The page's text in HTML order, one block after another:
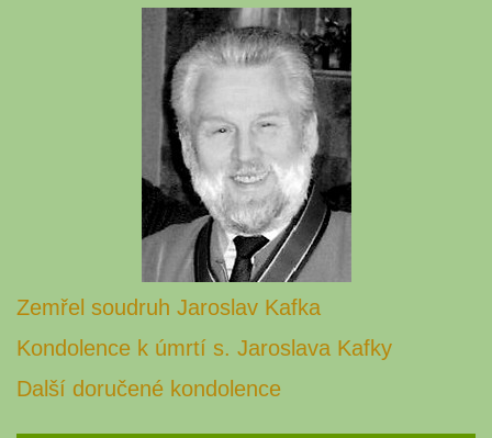
Zemřel soudruh Jaroslav Kafka
Kondolence k úmrtí s. Jaroslava Kafky
Další doručené kondolence